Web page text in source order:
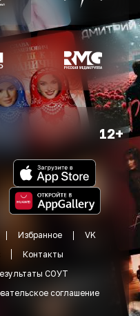
12+
Избранное
VK
Контакты
СОУТ
соглашение